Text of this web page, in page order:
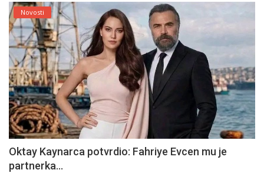
Novosti
Oktay Kaynarca potvrdio: Fahriye Evcen mu je
partnerka...